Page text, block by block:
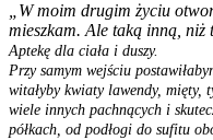
W moim drugim życiu
mieszkam. Ale taką inną, niż
Aptekę dla ciała i duszy.
Przy samym wejściu
witałyby kwiaty lawendy, mięty,
wiele innych pachnących i
półkach, od podłogi do sufitu